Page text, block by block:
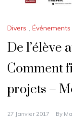
Divers ,
De l’élève
Comment
projets –
27 Janvier 2017 By